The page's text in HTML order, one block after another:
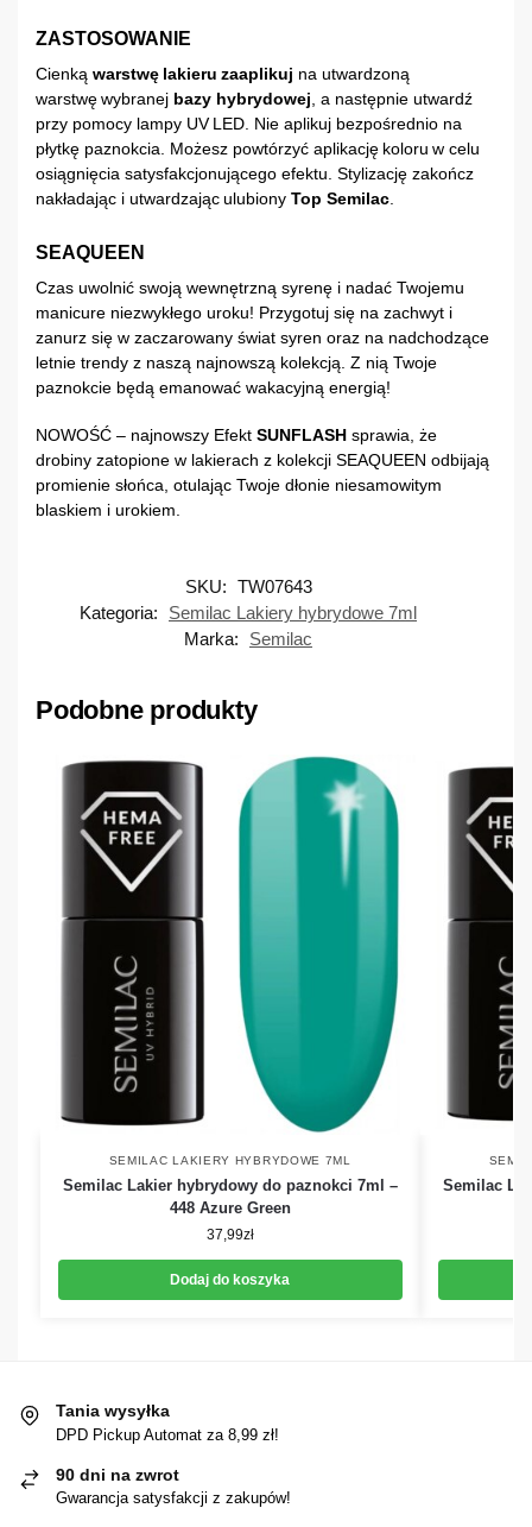
ZASTOSOWANIE
Cienką warstwę lakieru zaaplikuj na utwardzoną
warstwę wybranej bazy hybrydowej, a następnie utwardź
przy pomocy lampy UV LED. Nie aplikuj bezpośrednio na
płytkę paznokcia. Możesz powtórzyć aplikację koloru w celu
osiągnięcia satysfakcjonującego efektu. Stylizację zakończ
nakładając i utwardzając ulubiony Top Semilac.
SEAQUEEN
Czas uwolnić swoją wewnętrzną syrenę i nadać Twojemu
manicure niezwykłego uroku! Przygotuj się na zachwyt i
zanurz się w zaczarowany świat syren oraz na nadchodzące
letnie trendy z naszą najnowszą kolekcją. Z nią Twoje
paznokcie będą emanować wakacyjną energią!
NOWOŚĆ – najnowszy Efekt SUNFLASH sprawia, że
drobiny zatopione w lakierach z kolekcji SEAQUEEN odbijają
promienie słońca, otulając Twoje dłonie niesamowitym
blaskiem i urokiem.
SKU: TW07643
Kategoria:
Semilac Lakiery hybrydowe 7ml
Marka:
Semilac
Podobne produkty
SEMILAC LAKIERY HYBRYDOWE 7ML
Semilac Lakier hybrydowy do paznokci 7ml –
448 Azure Green
37,99zł
Dodaj do koszyka
Semilac
Tania wysyłka
DPD Pickup Automat za 8,99 zł!
90 dni na zwrot
Gwarancja satysfakcji z zakupów!